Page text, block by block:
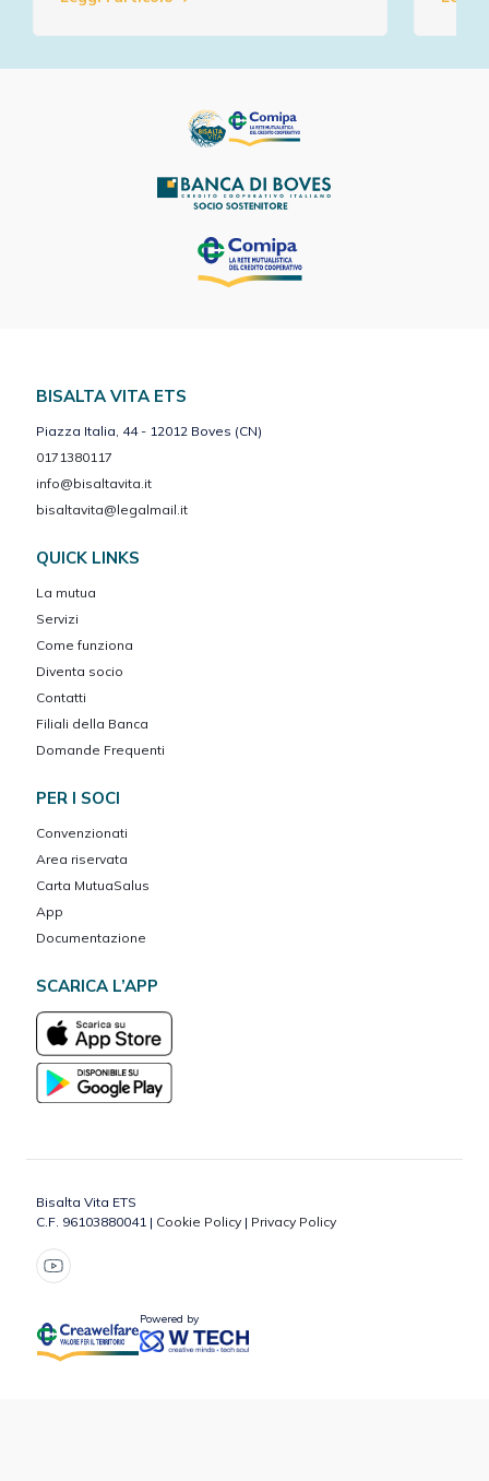
BISALTA VITA ETS
Piazza Italia, 44 - 12012 Boves (CN)
0171380117
info@bisaltavita.it
bisaltavita@legalmail.it
QUICK LINKS
La mutua
Servizi
Come funziona
Diventa socio
Contatti
Filiali della Banca
Domande Frequenti
PER I SOCI
Convenzionati
Area riservata
Carta MutuaSalus
App
Documentazione
SCARICA L’APP
Bisalta Vita ETS
C.F. 96103880041 | Cookie Policy | Privacy Policy
Powered by